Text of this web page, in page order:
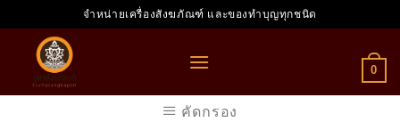
to
content
จำหน่ายเครื่องสังฆภัณฑ์ และของทำบุญทุกชนิด
0
คัดกรอง